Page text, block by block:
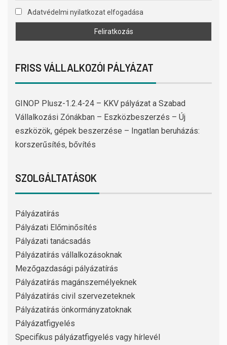
Adatvédelmi nyilatkozat elfogadása
FRISS VÁLLALKOZÓI PÁLYÁZAT
GINOP Plusz-1.2.4-24 – KKV pályázat a Szabad
Vállalkozási Zónákban – Eszközbeszerzés – Új
eszközök, gépek beszerzése – Ingatlan beruházás:
korszerűsítés, bővítés
SZOLGÁLTATÁSOK
Pályázatírás
Pályázati Előminősítés
Pályázati tanácsadás
Pályázatírás vállalkozásoknak
Mezőgazdasági pályázatírás
Pályázatírás magánszemélyeknek
Pályázatírás civil szervezeteknek
Pályázatírás önkormányzatoknak
Pályázatfigyelés
Specifikus pályázatfigyelés vagy hírlevél